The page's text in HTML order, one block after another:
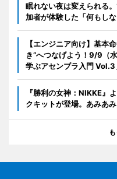
眠れない夜は変えられる
加者が体験した「何もし
【エンジニア向け】基本
き”へつなげよう！9/9（
学ぶアセンブラ入門 Vol.3
『勝利の女神：NIKKE』
クキットが登場。あみあみ